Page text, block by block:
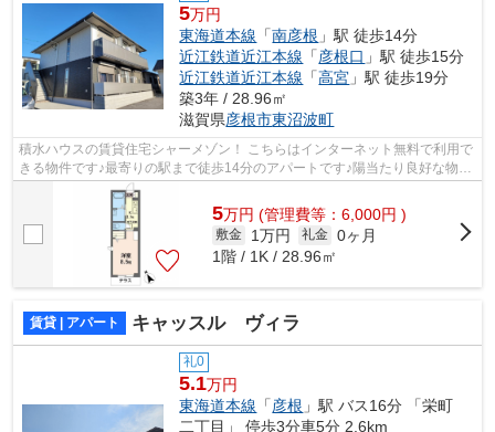
5万円
東海道本線 「南彦根 」駅 徒歩14分
近江鉄道近江本線 「彦根口 」駅 徒歩15分
近江鉄道近江本線 「高宮 」駅 徒歩19分
築3年 / 28.96㎡
滋賀県彦根市東沼波町
積水ハウスの賃貸住宅シャーメゾン！ こちらはインターネット無料で利用で
きる物件です♪最寄りの駅まで徒歩14分のアパートです♪陽当たり良好な物件
です♪ ZEH（ネット・ゼロ・エネルギ...
5万円 (管理費等：6,000円 )
敷金 1万円 礼金 0ヶ月
1階 / 1K / 28.96㎡
賃貸 | アパート キャッスル ヴィラ
礼0
5.1万円
東海道本線 「彦根 」駅 バス16分 「栄町
二丁目」 停歩3分車5分 2.6km